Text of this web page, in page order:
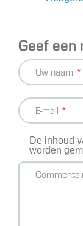
Geef
Uw naam
E-mail
De inhoud
worden